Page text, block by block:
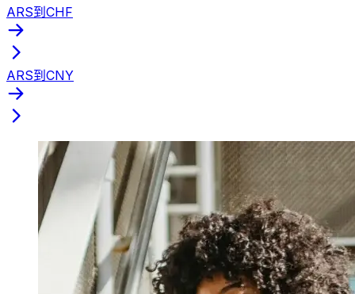
ARS到CHF
ARS到CNY